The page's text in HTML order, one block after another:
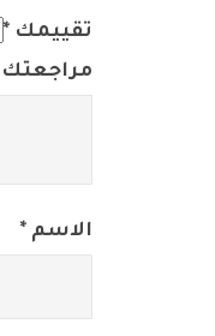
تقييمك *
مراجعتك
الاسم *